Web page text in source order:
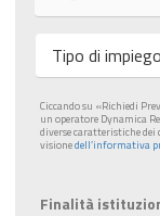
g
*
p
i
e
g
Ciccando su «Richiedi
un operatore Dynamica
diverse caratteristiche
visionedell’informativa
Finalità